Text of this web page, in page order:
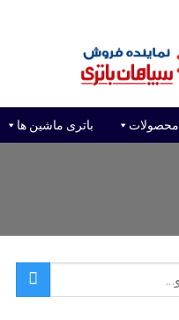
محصولات باتری ماشین ها